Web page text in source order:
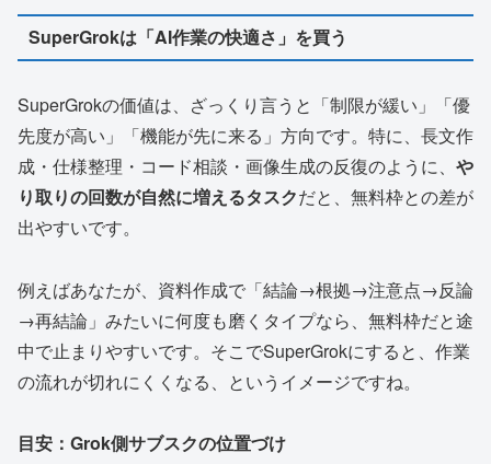
SuperGrokは「AI作業の快適さ」を買う
SuperGrokの価値は、ざっくり言うと「制限が緩い」「優
先度が高い」「機能が先に来る」方向です。特に、長文作
成・仕様整理・コード相談・画像生成の反復のように、 や
り取りの回数が自然に増えるタスクだと、無料枠との差が
出やすいです。
例えばあなたが、資料作成で「結論→根拠→注意点→反論
→再結論」みたいに何度も磨くタイプなら、無料枠だと途
中で止まりやすいです。そこでSuperGrokにすると、作業
の流れが切れにくくなる、というイメージですね。
目安：Grok側サブスクの位置づけ